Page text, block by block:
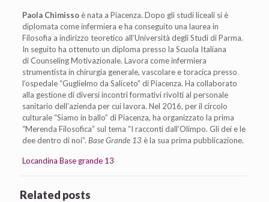
Paola Chimissoè nata a Piacenza. Dopo gli studi liceali si è
diplomata come infermiera e ha conseguito una laurea in
Filosofia a indirizzo teoretico all’Università degli Studidi Parma.
In seguito ha ottenuto un diploma presso la Scuola Italiana
diCounseling Motivazionale. Lavora come infermiera
strumentista in chirurgia generale, vascolare e toracica presso
l’ospedale “Guglielmo da Saliceto” di Piacenza. Ha collaborato
alla gestione di diversiincontri formativi rivolti al personale
sanitario dell’azienda per cuilavora. Nel 2016, per il circolo
culturale “Siamo in ballo” di Piacenza, ha organizzato la prima
“Merenda Filosofica” sul tema “I raccontidall’Olimpo. Gli dei e le
dee dentro di noi”. Base Grande 13è la sua prima pubblicazione.
Locandina Base grande 13
Related posts